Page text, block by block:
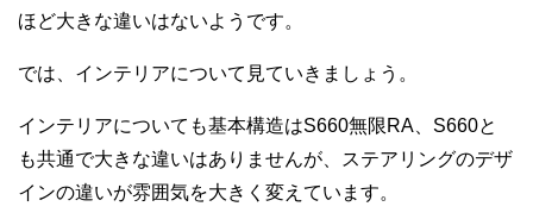
ほど大きな違いはないようです。
では、インテリアについて見ていきましょう。
インテリアについても基本構造はS660無限RA、S660と
も共通で大きな違いはありませんが、ステアリングのデザ
インの違いが雰囲気を大きく変えています。